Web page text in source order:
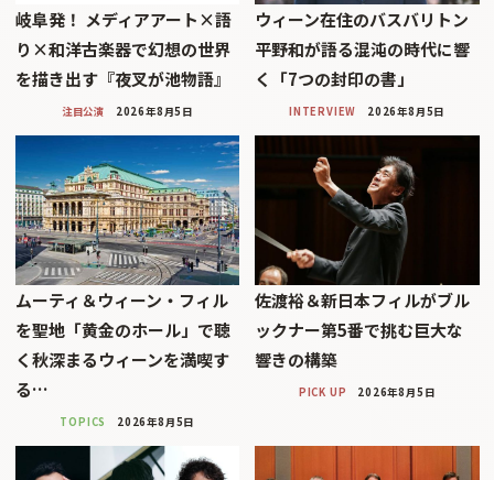
岐阜発！ メディアアート×語
り×和洋古楽器で幻想の世界
を描き出す『夜叉が池物語』
注目公演 2026年8月5日
ウィーン在住のバスバリトン
平野和が語る混沌の時代に響
く「7つの封印の書」
INTERVIEW 2026年8月5日
ムーティ＆ウィーン・フィル
を聖地「黄金のホール」で聴
く秋深まるウィーンを満喫す
る…
TOPICS 2026年8月5日
佐渡裕＆新日本フィルがブル
ックナー第5番で挑む巨大な
響きの構築
PICK UP 2026年8月5日